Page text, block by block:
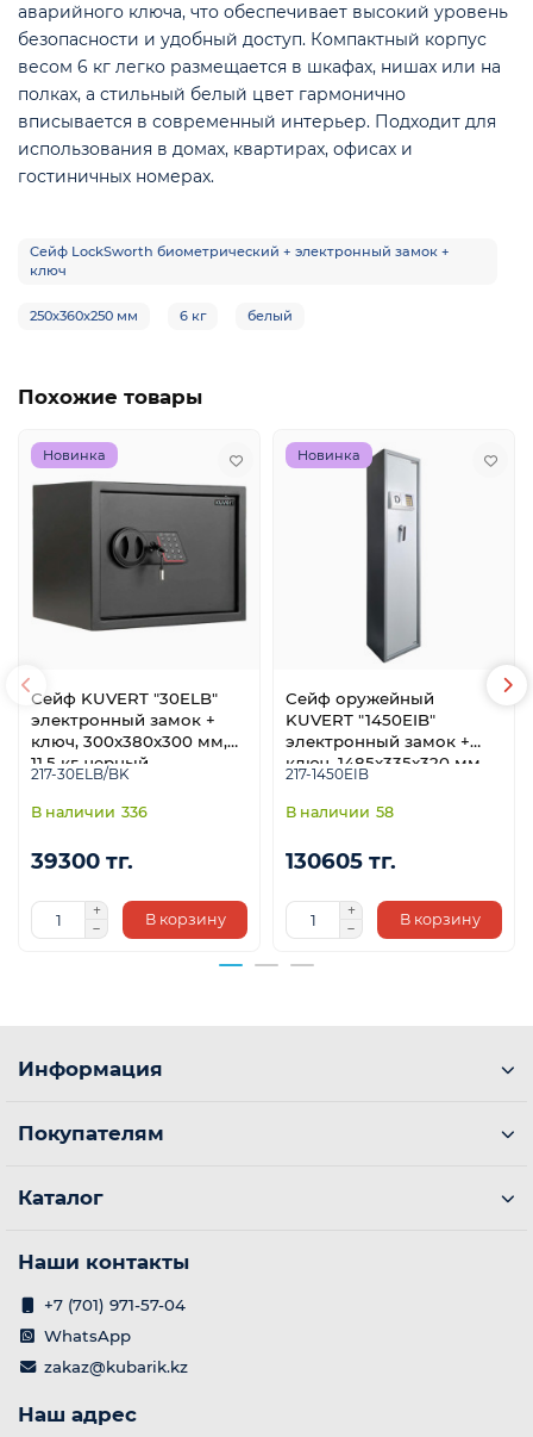
аварийного ключа, что обеспечивает высокий уровень
безопасности и удобный доступ. Компактный корпус
весом 6 кг легко размещается в шкафах, нишах или на
полках, а стильный белый цвет гармонично
вписывается в современный интерьер. Подходит для
использования в домах, квартирах, офисах и
гостиничных номерах.
Сейф LockSworth биометрический + электронный замок +
ключ
250х360х250 мм 6 кг белый
Похожие товары
Новинка
Сейф KUVERT "30ELB"
электронный замок +
ключ, 300x380x300 мм,
11.5 кг, черный
217-30ELB/BK
336
39300 тг.
В корзину
Новинка
Сейф оружейный
KUVERT "1450EIB"
электронный замок +
ключ, 1485x335x320 мм,
49,6 кг, серый
217-1450EIB
58
130605 тг.
В корзину
Информация
Покупателям
Каталог
Наши контакты
+7 (701) 971-57-04
WhatsApp
zakaz@kubarik.kz
Наш адрес